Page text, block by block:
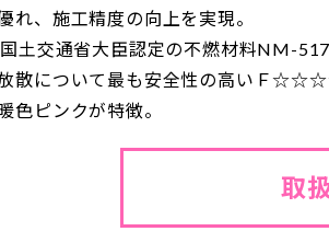
れ、施工精度の向上を実現。
⼟交通省⼤⾂認定の不燃材料NM-
散について最も安全性の⾼いＦ
⾊ピンクが特徴。
取